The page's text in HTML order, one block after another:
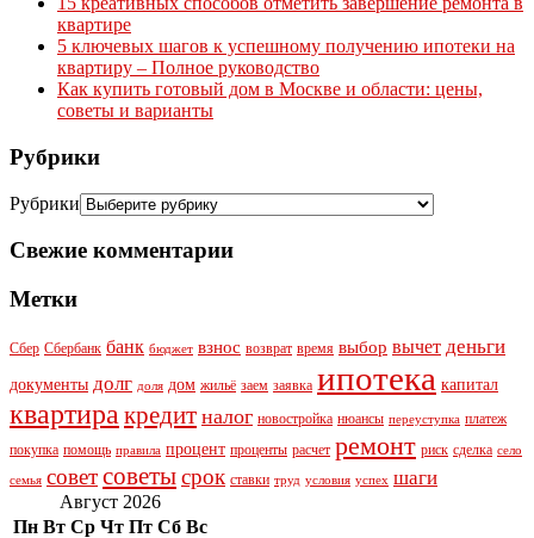
квартире
5 ключевых шагов к успешному получению ипотеки на
квартиру – Полное руководство
Как купить готовый дом в Москве и области: цены,
советы и варианты
Рубрики
Рубрики
Свежие комментарии
Метки
Сбер Сбербанк банк бюджет взнос возврат время выбор вычет деньги
документы долг доля дом жильё заем заявка ипотека капитал
квартира кредит налог новостройка нюансы переуступка платеж
покупка помощь правила процент проценты расчет ремонт риск сделка село
семья советсоветысрок ставки труд условия успех шаги
Август 2026
Пн Вт Ср Чт Пт Сб Вс